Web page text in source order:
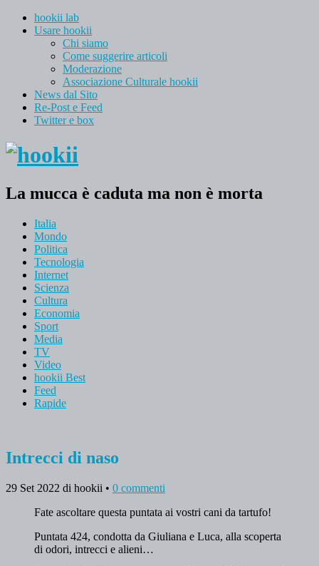
hookii lab
Usare hookii
Chi siamo
Come suggerire articoli
Moderazione
Associazione Culturale hookii
News dal Sito
Re-Post e Feed
Twitter e box
La mucca è caduta ma non è morta
Italia
Mondo
Politica
Tecnologia
Internet
Scienza
Cultura
Economia
Sport
Media
TV
Video
hookii Best
Feed
Rapide
Intrecci di naso
29 Set 2022 di hookii • 0 commenti
Fate ascoltare questa puntata ai vostri cani da tartufo!
Puntata 424, condotta da Giuliana e Luca, alla scoperta
di odori, intrecci e alieni…